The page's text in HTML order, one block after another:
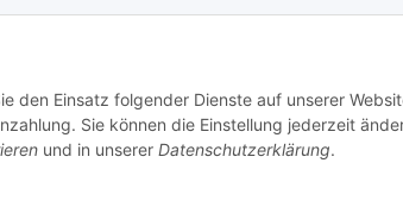
den Einsatz folgender Dienste auf unserer
Sie können die Einstellung jederzeit
und in unserer Datenschutzerklärung.